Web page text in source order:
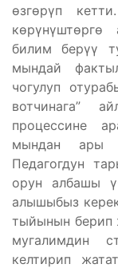
өзгөрүп
билим берүү
мындай
чогулуп
вотчинага”
процессине
мындан ары
Педагогдун
орун албашы
алышыбыз
тыйынын берип
мугалимдин
келтирип